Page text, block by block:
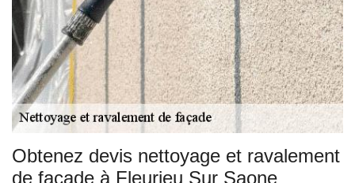
Obtenez devis nettoyage et ravalement
de façade à Fleurieu Sur Saone